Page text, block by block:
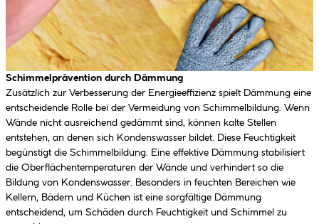
Schimmelprävention durch Dämmung
Zusätzlich zur Verbesserung der Energieeffizienz spielt Dämmung eine
entscheidende Rolle bei der Vermeidung von Schimmelbildung. Wenn
Wände nicht ausreichend gedämmt sind, können kalte Stellen
entstehen, an denen sich Kondenswasser bildet. Diese Feuchtigkeit
begünstigt die Schimmelbildung. Eine effektive Dämmung stabilisiert
die Oberflächentemperaturen der Wände und verhindert so die
Bildung von Kondenswasser. Besonders in feuchten Bereichen wie
Kellern, Bädern und Küchen ist eine sorgfältige Dämmung
entscheidend, um Schäden durch Feuchtigkeit und Schimmel zu